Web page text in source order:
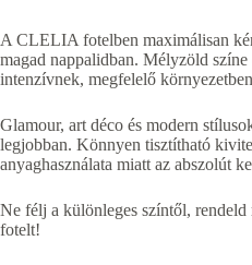
A CLELIA fotelben maximálisan
magad nappalidban. Mélyzöld
intenzívnek, megfelelő
Glamour, art déco és modern
legjobban. Könnyen tisztítható
anyaghasználata miatt az abszolút
Ne félj a különleges színtől,
fotelt!